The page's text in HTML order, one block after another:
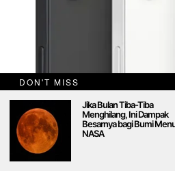
Apple Mulai Jual iPhone
DON'T MISS
Jika Bulan Tiba-Tiba
Menghilang, Ini Dampak
Besarnya bagi Bumi
NASA